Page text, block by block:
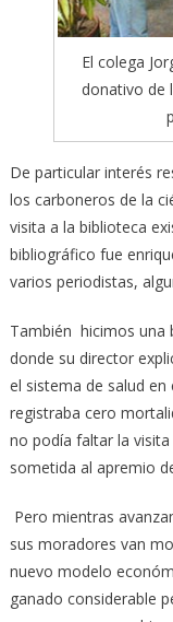
El colega
donativo de
De particular interés
los carboneros de la
visita a la biblioteca
bibliográfico fue
varios periodistas,
También hicimos una
donde su director
el sistema de salud
registraba cero
no podía faltar la
sometida al apremio
Pero mientras
sus moradores van
nuevo modelo
ganado considerable